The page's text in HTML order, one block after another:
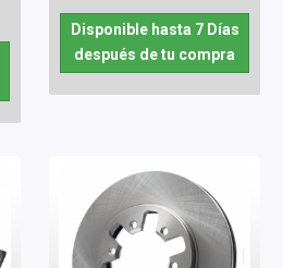
Disponible hasta 7 Días
después de tu compra